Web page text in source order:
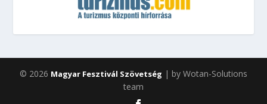
© 2026 Magyar Fesztivál Szövetség | by Wotan-Solutions
team